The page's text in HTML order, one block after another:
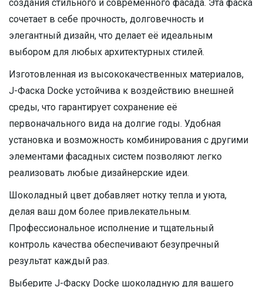
создания стильного и современного фасада. Эта фаска
сочетает в себе прочность, долговечность и
элегантный дизайн, что делает её идеальным
выбором для любых архитектурных стилей.
Изготовленная из высококачественных материалов,
J-Фаска Docke устойчива к воздействию внешней
среды, что гарантирует сохранение её
первоначального вида на долгие годы. Удобная
установка и возможность комбинирования с другими
элементами фасадных систем позволяют легко
реализовать любые дизайнерские идеи.
Шоколадный цвет добавляет нотку тепла и уюта,
делая ваш дом более привлекательным.
Профессиональное исполнение и тщательный
контроль качества обеспечивают безупречный
результат каждый раз.
Выберите J-Фаску Docke шоколадную для вашего